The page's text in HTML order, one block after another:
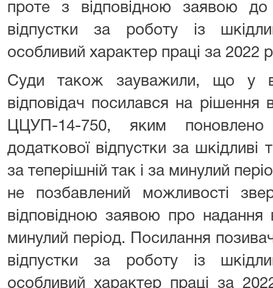
проте з відповідною заявою до
відпустки за роботу із
особливий характер праці за 2022
Суди також зауважили, що у
відповідач посилався на
ЦЦУП-14-750, яким поновлено
додаткової відпустки за шкідливі
за теперішній так і за минулий
не позбавлений можливості
відповідною заявою про надання
минулий період. Посилання
відпустки за роботу із
особливий характер праці за